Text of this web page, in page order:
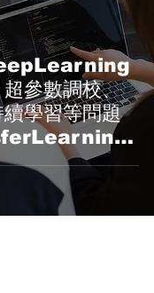
參數調校、
學習等問題